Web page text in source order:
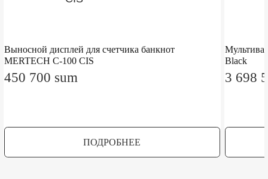
Выносной дисплей для счетчика банкнот
MERTECH C-100 CIS
450 700 sum
ПОДРОБНЕЕ
Black
3 698
Наш эксперт свяжется с вами в ближайшее время,
чтобы уточнить детали и предложить оптимальное